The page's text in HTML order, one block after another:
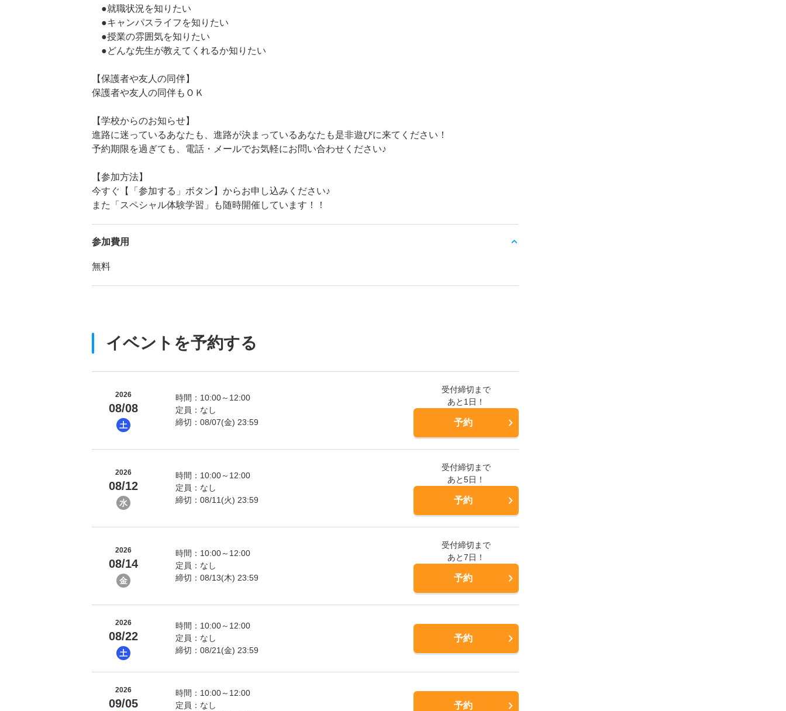
●就職状況を知りたい
●キャンパスライフを知りたい
●授業の雰囲気を知りたい
●どんな先生が教えてくれるか知りたい
【保護者や友人の同伴】
保護者や友人の同伴もＯＫ
【学校からのお知らせ】
進路に迷っているあなたも、進路が決まっているあなたも是非遊びに来てください！
予約期限を過ぎても、電話・メールでお気軽にお問い合わせください♪
【参加方法】
今すぐ【「参加する」ボタン】からお申し込みください♪
また「スペシャル体験学習」も随時開催しています！！
参加費用
無料
イベントを予約する
2026
08/08
土
時間：10:00～12:00
定員：なし
締切：08/07(金) 23:59
受付締切まで
あと1日！
予約
2026
08/12
水
時間：10:00～12:00
定員：なし
締切：08/11(火) 23:59
受付締切まで
あと5日！
予約
2026
08/14
金
時間：10:00～12:00
定員：なし
締切：08/13(木) 23:59
受付締切まで
あと7日！
予約
2026
08/22
土
時間：10:00～12:00
定員：なし
締切：08/21(金) 23:59
予約
2026
09/05
時間：10:00～12:00
定員：なし
予約